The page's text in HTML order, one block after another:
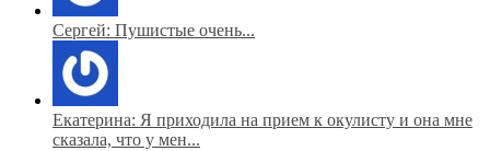
Сергей: Пушистые очень...
Екатерина: Я приходила на прием к окулисту и она мне
сказала, что у мен...